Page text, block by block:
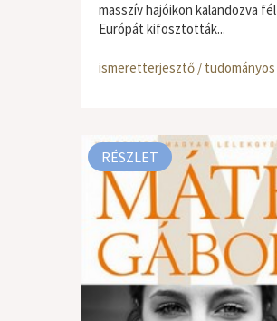
masszív hajóikon kalandozva fél
Európát kifosztották...
ismeretterjesztő / tudományos
RÉSZLET